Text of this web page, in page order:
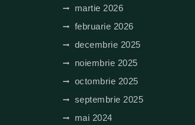
martie 2026
februarie 2026
decembrie 2025
noiembrie 2025
octombrie 2025
septembrie 2025
mai 2024